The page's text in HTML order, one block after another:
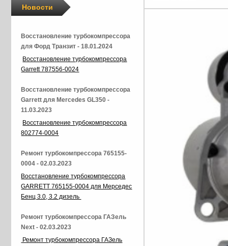
Новости
Восстановление турбокомпрессора
для Форд Транзит - 18.01.2024
Восстановление турбокомпрессора
Garrett 787556-0024
Восстановление турбокомпрессора
Garrett для Mercedes GL350 -
11.03.2023
Восстановление турбокомпрессора
802774-0004
Ремонт турбокомпрессора 765155-
0004 - 02.03.2023
Восстановление турбокомпрессора
GARRETT 765155-0004 для Мерседес
Бенц 3.0, 3.2 дизель
Ремонт турбокомпрессора ГАЗель
Next - 02.03.2023
Ремонт турбокомпрессора ГАЗель